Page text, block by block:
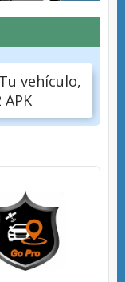
vehículo,